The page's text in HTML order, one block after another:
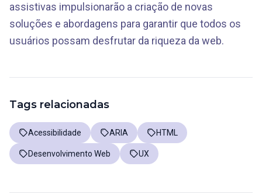
assistivas impulsionarão a criação de novas
soluções e abordagens para garantir que todos os
usuários possam desfrutar da riqueza da web.
Tags relacionadas
Acessibilidade ARIA HTML
Desenvolvimento Web UX